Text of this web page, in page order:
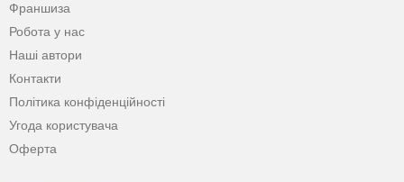
Франшиза
Робота у нас
Наші автори
Контакти
Політика конфіденційності
Угода користувача
Оферта